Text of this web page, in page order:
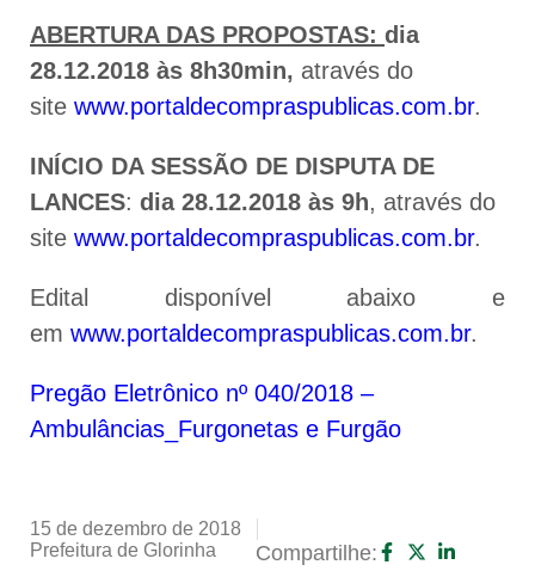
ABERTURA DAS PROPOSTAS: dia
28.12.2018 às 8h30min, através do
site www.portaldecompraspublicas.com.br.
INÍCIO DA SESSÃO DE DISPUTA DE
LANCES: dia 28.12.2018 às 9h, através do
site www.portaldecompraspublicas.com.br.
Edital disponível abaixo e
em www.portaldecompraspublicas.com.br.
Pregão Eletrônico nº 040/2018 –
Ambulâncias_Furgonetas e Furgão
15 de dezembro de 2018
Prefeitura de Glorinha
Compartilhe: